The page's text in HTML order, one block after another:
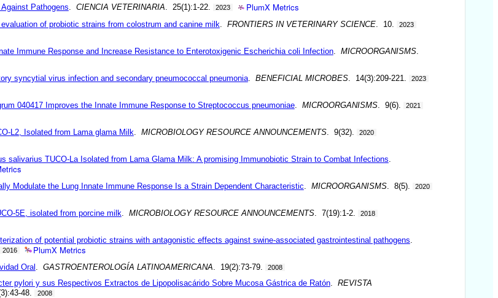
Pathogens CIENCIA VETERINARIA . 25(1):1-22. 2023 PlumX Metrics
of probiotic strains from colostrum and canine milk FRONTIERS IN VETERINARY SCIENCE. 10. 2023
Immune Response and Increase Resistance to Enterotoxigenic Escherichia coli Infection. MICROORGANISMS.
syncytial virus infection and secondary pneumococcal pneumonia. BENEFICIAL MICROBES. 14(3):209-221. 2023
040417 Improves the Innate Immune Response to Streptococcus pneumoniae. MICROORGANISMS. 9(6). 2021
L2, Isolated from Lama glama Milk MICROBIOLOGY RESOURCE ANNOUNCEMENTS. 9(32). 2020
salivarius TUCO-La Isolated from Lama Glama Milk: A promising Immunobiotic Strain to Combat Infections
Modulate the Lung Innate Immune Response Is a Strain Dependent Characteristic MICROORGANISMS. 8(5). 2020
5E, isolated from porcine milk MICROBIOLOGY RESOURCE ANNOUNCEMENTS. 7(19):1-2. 2018
of potential probiotic strains with antagonistic effects against swine-associated gastrointestinal pathogens
2016 PlumX Metrics
Oral GASTROENTEROLOGÍA LATINOAMERICANA . 19(2):73-79. 2008
pylori y sus Respectivos Extractos de Lipopolisacárido Sobre Mucosa Gástrica de Ratón. REVISTA
48. 2008